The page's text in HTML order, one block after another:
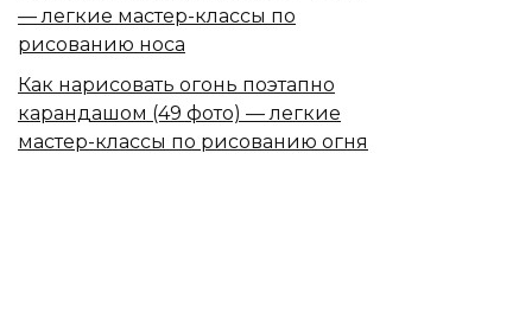
— легкие мастер-классы по
рисованию носа
Как нарисовать огонь поэтапно
карандашом (49 фото) — легкие
мастер-классы по рисованию огня